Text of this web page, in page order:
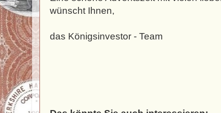
wünscht Ihnen,
das Königsinvestor - Team